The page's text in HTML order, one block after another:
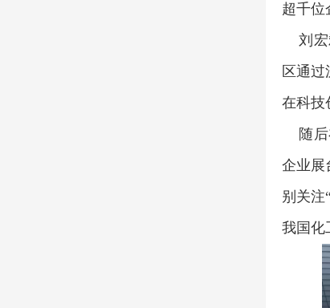
超千位
刘宏
区通
在科技
随后
企业展
别关注
我国化